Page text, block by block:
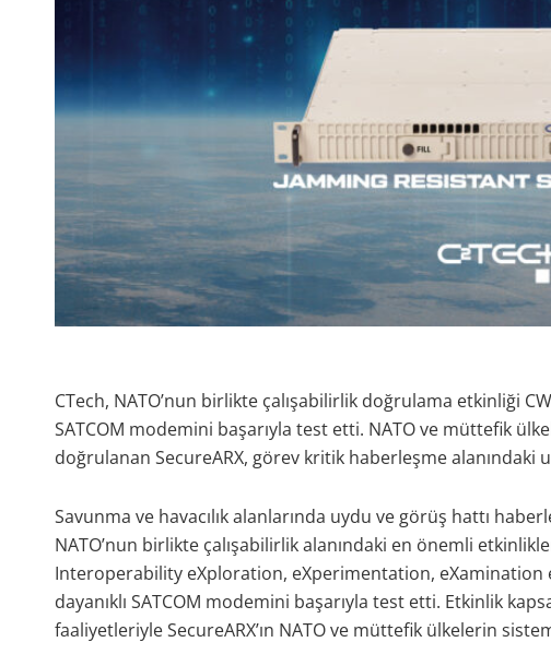
CTech, NATO’nun birlikte çalışabilirlik doğrulama etkinliği
SATCOM modemini başarıyla test etti. NATO ve müttefik
doğrulanan SecureARX, görev kritik haberleşme
Savunma ve havacılık alanlarında uydu ve görüş hattı
NATO’nun birlikte çalışabilirlik alanındaki en önemli
Interoperability eXploration, eXperimentation, eXamination
dayanıklı SATCOM modemini başarıyla test etti. Etkinlik
faaliyetleriyle SecureARX’ın NATO ve müttefik ülkelerin